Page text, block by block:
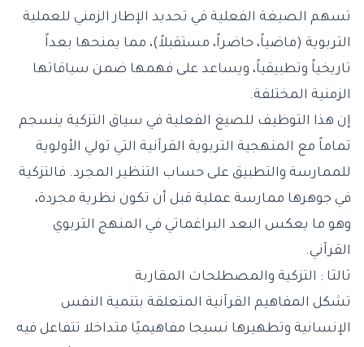
تسهم الصيغة الفعلية في تحديد الإطار الزمني للعملية
التربوية (ماضياً، حاضراً، مستقبلاً)، مما يمنحها بعداً
تاريخياً وتطبيقياً، ويساعد على فهمها ضمن سياقاتها
الزمنية المختلفة.
إن هذا التوظيف للصيغ الفعلية في سياق التزكية ينسجم
تماماً مع المنهجية التربوية القرآنية التي تولي الأولوية
للممارسة والتطبيق على حساب التنظير المجرد. فالتزكية
في جوهرها ممارسة عملية قبل أن تكون نظرية مجردة،
وهو ما يعكس البعد البراغماتي في المنهج التربوي
القرآني.
ثالثا : التزكية والمصطلحات المقاربة
تشكل المفاهيم القرآنية المتعلقة بتنمية النفس
الإنسانية وتطهيرها نسيجا مفاهيميًا متداخلا تتفاعل فيه